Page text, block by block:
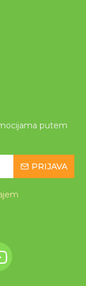
putem
PRIJAVA